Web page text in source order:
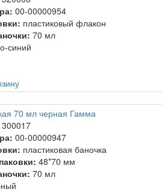
00-00000954
пластиковый флакон
70 мл
синий
70 мл черная Гамма
300017
00-00000947
пластиковая баночка
48*70 мм
70 мл